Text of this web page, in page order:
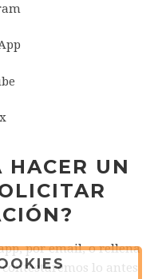
HACER UN
por email, o rellena
lo antes